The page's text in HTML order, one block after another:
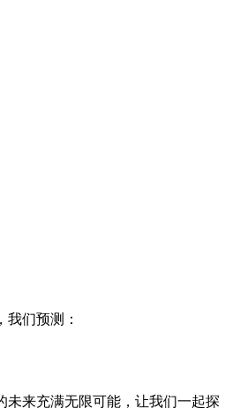
们预测：
未来充满无限可能，让我们一起探